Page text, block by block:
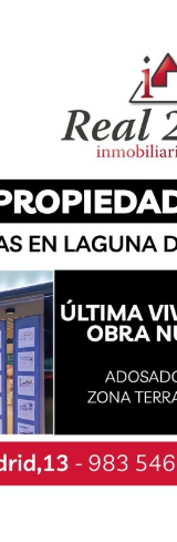
este martes
de la
a cabo
afirman que,
expediente se
una nota
no
periódicos y
con respecto a
no válidos».